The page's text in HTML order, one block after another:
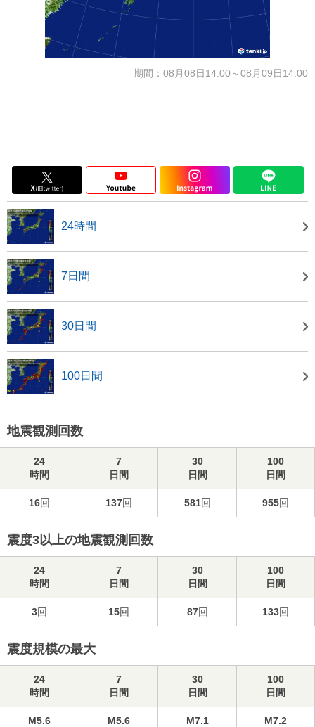
期間：08月08日14:00～08月09日14:00
24時間
7日間
30日間
100日間
地震観測回数
24
時間
7
日間
30
日間
100
日間
16回 137回 581回 955回
震度3以上の地震観測回数
24
時間
7
日間
30
日間
100
日間
3回 15回 87回 133回
震度規模の最大
24
時間
7
日間
30
日間
100
日間
M5.6
M5.6
M7.1
M7.2